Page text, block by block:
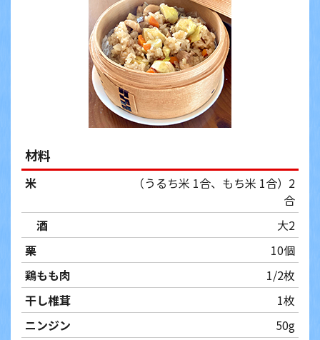
材料
米
（うるち米 1合、もち米 1合）2
合
酒
大2
栗
10個
鶏もも肉
1/2枚
干し椎茸
1枚
ニンジン
50g